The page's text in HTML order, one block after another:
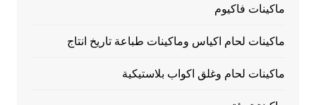
ماكينات فاكيوم
ماكينات لحام اكياس وماكينات طباعة تاريخ انتاج
ماكينات لحام وغلق اكواب بلاستيكية